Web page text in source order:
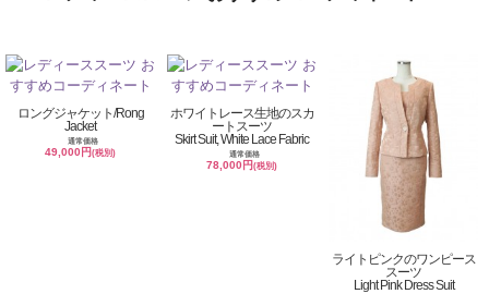
ロングジャケット/Rong
Jacket
通常価格
49,000円(税別)
ホワイトレース生地のスカ
ートスーツ
Skirt Suit, White Lace Fabric
通常価格
78,000円(税別)
ライトピンクのワンピース
スーツ
Light Pink Dress Suit